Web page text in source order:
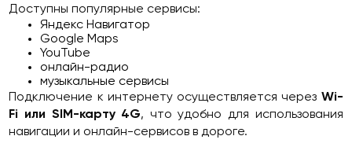
Доступны популярные сервисы:
Яндекс Навигатор
Google Maps
YouTube
онлайн-радио
музыкальные сервисы
Подключение к интернету осуществляется через Wi-
Fi или SIM-карту 4G, что удобно для использования
навигации и онлайн-сервисов в дороге.